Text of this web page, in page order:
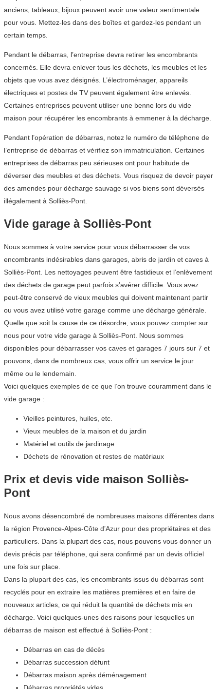
anciens, tableaux, bijoux peuvent avoir une valeur sentimentale
pour vous. Mettez-les dans des boîtes et gardez-les pendant un
certain temps.
Pendant le débarras, l’entreprise devra retirer les encombrants
concernés. Elle devra enlever tous les déchets, les meubles et les
objets que vous avez désignés. L’électroménager, appareils
électriques et postes de TV peuvent également être enlevés.
Certaines entreprises peuvent utiliser une benne lors du vide
maison pour récupérer les encombrants à emmener à la décharge.
Pendant l’opération de débarras, notez le numéro de téléphone de
l’entreprise de débarras et vérifiez son immatriculation. Certaines
entreprises de débarras peu sérieuses ont pour habitude de
déverser des meubles et des déchets. Vous risquez de devoir payer
des amendes pour décharge sauvage si vos biens sont déversés
illégalement à Solliès-Pont.
Vide garage à Solliès-Pont
Nous sommes à votre service pour vous débarrasser de vos
encombrants indésirables dans garages, abris de jardin et caves à
Solliès-Pont. Les nettoyages peuvent être fastidieux et l’enlèvement
des déchets de garage peut parfois s’avérer difficile. Vous avez
peut-être conservé de vieux meubles qui doivent maintenant partir
ou vous avez utilisé votre garage comme une décharge générale.
Quelle que soit la cause de ce désordre, vous pouvez compter sur
nous pour votre vide garage à Solliès-Pont. Nous sommes
disponibles pour débarrasser vos caves et garages 7 jours sur 7 et
pouvons, dans de nombreux cas, vous offrir un service le jour
même ou le lendemain.
Voici quelques exemples de ce que l’on trouve couramment dans le
vide garage :
Vieilles peintures, huiles, etc.
Vieux meubles de la maison et du jardin
Matériel et outils de jardinage
Déchets de rénovation et restes de matériaux
Prix et devis vide maison Solliès-
Pont
Nous avons désencombré de nombreuses maisons différentes dans
la région Provence-Alpes-Côte d’Azur pour des propriétaires et des
particuliers. Dans la plupart des cas, nous pouvons vous donner un
devis précis par téléphone, qui sera confirmé par un devis officiel
une fois sur place.
Dans la plupart des cas, les encombrants issus du débarras sont
recyclés pour en extraire les matières premières et en faire de
nouveaux articles, ce qui réduit la quantité de déchets mis en
décharge. Voici quelques-unes des raisons pour lesquelles un
débarras de maison est effectué à Solliès-Pont :
Débarras en cas de décès
Débarras succession défunt
Débarras maison après déménagement